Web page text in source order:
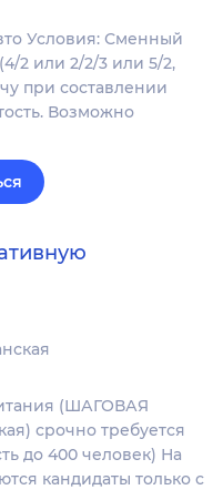
Условия: Сменный
2 или 2/2/3 или 5/2,
при составлении
Возможно
(ШАГОВАЯ
срочно требуется
до 400 человек) На
кандидаты только с